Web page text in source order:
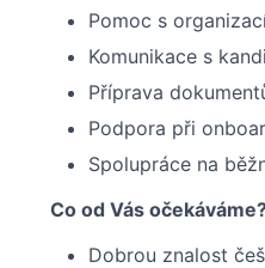
Pomoc s
Komunikace s
Příprava
Podpora při
Spolupráce na
Co od Vás
Dobrou znalost